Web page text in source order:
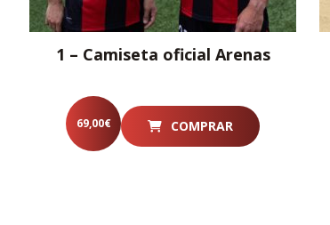
1 – Camiseta oficial Arenas
69,00€ COMPRAR